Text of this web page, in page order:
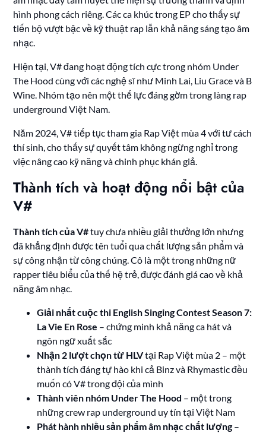
hình phong cách riêng. Các ca khúc trong EP cho thấy sự
tiến bộ vượt bậc về kỹ thuật rap lẫn khả năng sáng tạo âm
nhạc.
Hiện tại, V# đang hoạt động tích cực trong nhóm Under
The Hood cùng với các nghệ sĩ như Minh Lai, Liu Grace và B
Wine. Nhóm tạo nên một thế lực đáng gờm trong làng rap
underground Việt Nam.
Năm 2024, V# tiếp tục tham gia Rap Việt mùa 4 với tư cách
thí sinh, cho thấy sự quyết tâm không ngừng nghỉ trong
việc nâng cao kỹ năng và chinh phục khán giả.
Thành tích và hoạt động nổi bật của
V#
Thành tích của V#tuy chưa nhiều giải thưởng lớn nhưng
đã khẳng định được tên tuổi qua chất lượng sản phẩm và
sự công nhận từ công chúng. Cô là một trong những nữ
rapper tiêu biểu của thế hệ trẻ, được đánh giá cao về khả
năng âm nhạc.
Giải nhất cuộc thi English Singing Contest Season 7:
La Vie En Rose – chứng minh khả năng ca hát và
ngôn ngữ xuất sắc
Nhận 2 lượt chọn từ HLVtại Rap Việt mùa 2 – một
thành tích đáng tự hào khi cả Binz và Rhymastic đều
muốn có V# trong đội của mình
Thành viên nhóm Under The Hood – một trong
những crew rap underground uy tín tại Việt Nam
Phát hành nhiều sản phẩm âm nhạc chất lượng –